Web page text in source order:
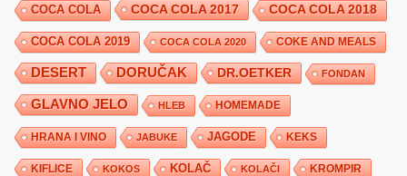
COCA COLA COCA COLA 2017 COCA COLA 2018
COCA COLA 2019 COCA COLA 2020 COKE AND MEALS
DESERT DORUČAK DR.OETKER FONDAN
GLAVNO JELO HLEB HOMEMADE
HRANA I VINO JABUKE JAGODE KEKS
KIFLICE KOKOS KOLAČ KOLAČI KROMPIR